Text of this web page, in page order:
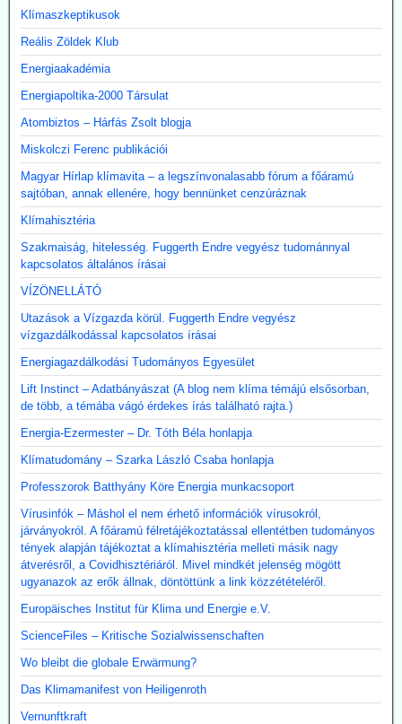
Klímaszkeptikusok
Reális Zöldek Klub
Energiaakadémia
Energiapoltika-2000 Társulat
Atombiztos – Hárfás Zsolt blogja
Miskolczi Ferenc publikációi
Magyar Hírlap klímavita – a legszínvonalasabb fórum a főáramú
sajtóban, annak ellenére, hogy bennünket cenzúráznak
Klímahisztéria
Szakmaiság, hitelesség. Fuggerth Endre vegyész tudománnyal
kapcsolatos általános írásai
VÍZÖNELLÁTÓ
Utazások a Vízgazda körül. Fuggerth Endre vegyész
vízgazdálkodással kapcsolatos írásai
Energiagazdálkodási Tudományos Egyesület
Lift Instinct – Adatbányászat (A blog nem klíma témájú elsősorban,
de több, a témába vágó érdekes írás található rajta.)
Energia-Ezermester – Dr. Tóth Béla honlapja
Klímatudomány – Szarka László Csaba honlapja
Professzorok Batthyány Köre Energia munkacsoport
Vírusinfók – Máshol el nem érhető információk vírusokról,
járványokról. A főáramú félretájékoztatással ellentétben tudományos
tények alapján tájékoztat a klímahisztéria melleti másik nagy
átverésről, a Covidhisztériáról. Mivel mindkét jelenség mögött
ugyanazok az erők állnak, döntöttünk a link közzétételéről.
Europäisches Institut für Klima und Energie e.V.
ScienceFiles – Kritische Sozialwissenschaften
Wo bleibt die globale Erwärmung?
Das Klimamanifest von Heiligenroth
Vernunftkraft